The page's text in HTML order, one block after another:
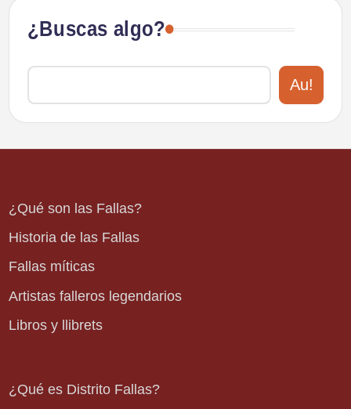
¿Buscas algo?
Au!
¿Qué son las Fallas?
Historia de las Fallas
Fallas míticas
Artistas falleros legendarios
Libros y llibrets
¿Qué es Distrito Fallas?